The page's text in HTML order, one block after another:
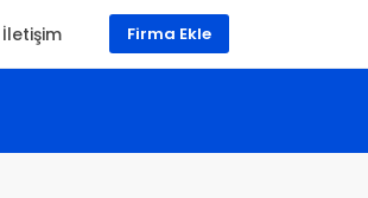
Firma Ekle
İletişim